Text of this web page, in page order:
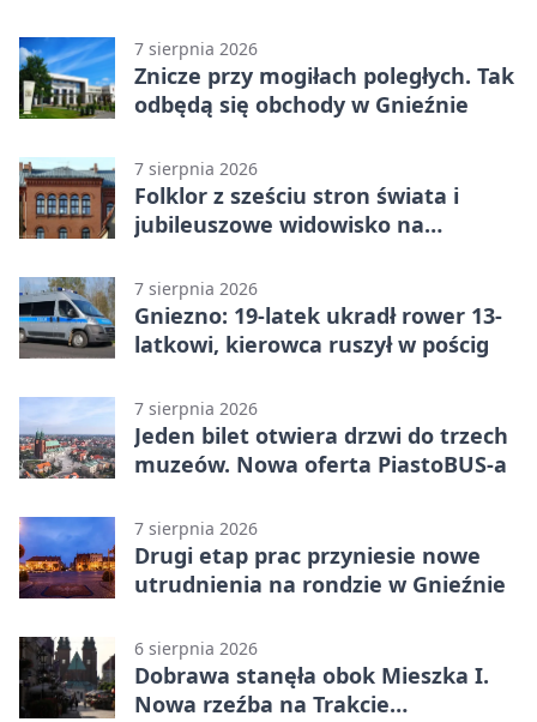
7 sierpnia 2026
Znicze przy mogiłach poległych. Tak
odbędą się obchody w Gnieźnie
7 sierpnia 2026
Folklor z sześciu stron świata i
jubileuszowe widowisko na
7 sierpnia 2026
Gniezno: 19-latek ukradł rower 13-
latkowi, kierowca ruszył w pościg
7 sierpnia 2026
Jeden bilet otwiera drzwi do trzech
muzeów. Nowa oferta PiastoBUS-a
7 sierpnia 2026
Drugi etap prac przyniesie nowe
utrudnienia na rondzie w Gnieźnie
6 sierpnia 2026
Dobrawa stanęła obok Mieszka I.
Nowa rzeźba na Trakcie